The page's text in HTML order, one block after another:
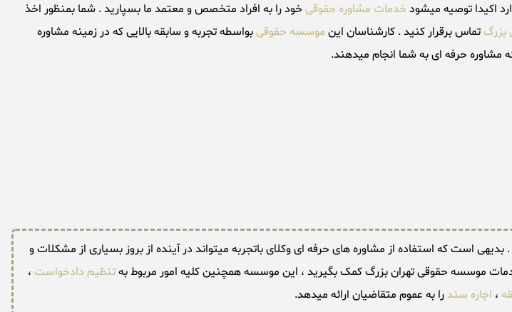
اکیدا توصیه میشود خدمات مشاوره حقوقی خود را به افراد متخصص و معتمد ما بسپارید . شما بمنظور اخذ
بزرگتماس برقرار کنید . کارشناسان این موسسه حقوقیبواسطه تجربه و سابقه بالایی که در زمینه مشاوره
مشاوره حرفه ای به شما انجام میدهند.
است که استفاده از مشاوره های حرفه ای وکلای باتجربه میتواند در آینده از بروز بسیاری از مشکلات و
موسسه حقوقی تهران بزرگ کمک بگیرید ، این موسسه همچنین کلیه امور مربوط بهتنظیم دادخواست ،
، اجاره سند را به عموم متقاضیان ارائه میدهد.